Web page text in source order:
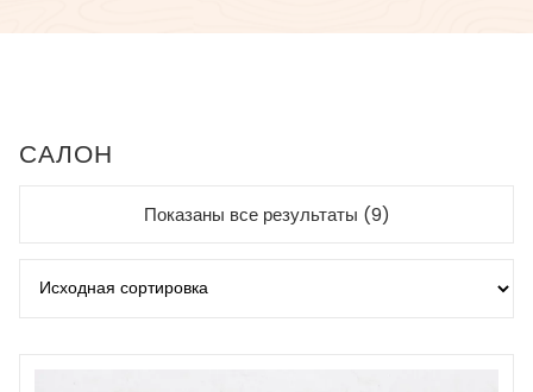
САЛОН
Показаны все результаты (9)